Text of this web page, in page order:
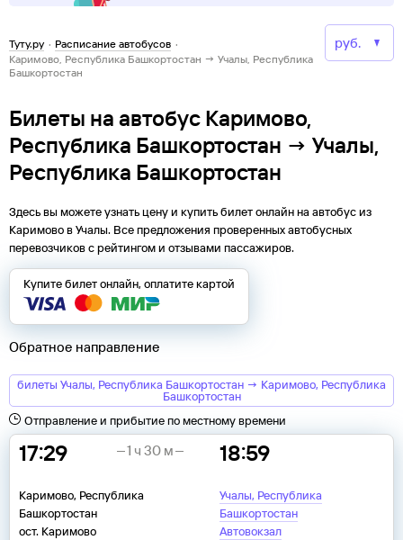
Туту.ру · Расписание автобусов ·
Каримово, Республика Башкортостан → Учалы, Республика
Башкортостан
Билеты на автобус Каримово,
Республика Башкортостан → Учалы,
Республика Башкортостан
Здесь вы можете узнать цену и купить билет онлайн на автобус из
КаримововУчалы. Все предложения проверенных автобусных
перевозчиков с рейтингом и отзывами пассажиров.
Купите билет онлайн, оплатите картой
Обратное направление
билеты Учалы, Республика Башкортостан → Каримово, Республика
Башкортостан
Отправление и прибытие по местному времени
17:29
Каримово, Республика
Башкортостан
ост. Каримово
18:59
Учалы, Республика
Башкортостан
Автовокзал
1 ч 30 м